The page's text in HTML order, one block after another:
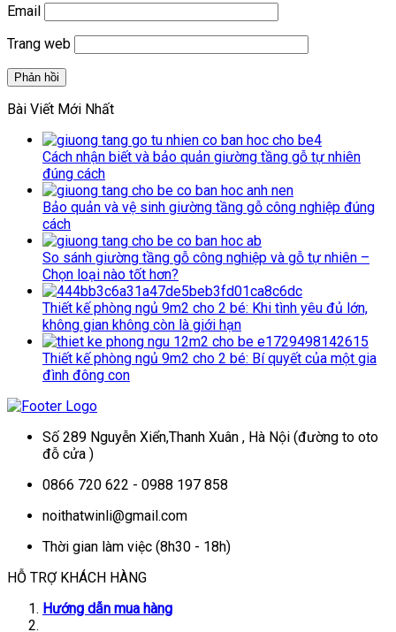
Email
Trang web
Bài Viết Mới Nhất
Cách nhận biết và bảo quản giường tầng gỗ tự nhiên
đúng cách
Bảo quản và vệ sinh giường tầng gỗ công nghiệp đúng
cách
So sánh giường tầng gỗ công nghiệp và gỗ tự nhiên –
Chọn loại nào tốt hơn?
Thiết kế phòng ngủ 9m2 cho 2 bé: Khi tình yêu đủ lớn,
không gian không còn là giới hạn
Thiết kế phòng ngủ 9m2 cho 2 bé: Bí quyết của một gia
đình đông con
Số 289 Nguyễn Xiển,Thanh Xuân , Hà Nội (đường to oto
đỗ cửa )
0866 720 622 - 0988 197 858
noithatwinli@gmail.com
Thời gian làm việc (8h30 - 18h)
HỖ TRỢ KHÁCH HÀNG
Hướng dẫn mua hàng